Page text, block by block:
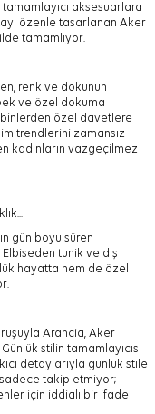
aksesuarlara
özenle tasarlanan Aker
tamamlıyor.
renk ve dokunun
ve özel dokuma
özel davetlere
trendlerini zamansız
kadınların vazgeçilmez
gün boyu süren
Elbiseden tunik ve dış
hayatta hem de özel
Arancia, Aker
stilin tamamlayıcısı
detaylarıyla günlük stile
takip etmiyor;
için iddialı bir ifade